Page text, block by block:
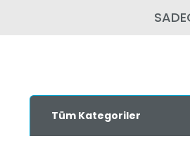
Tüm Kategoriler